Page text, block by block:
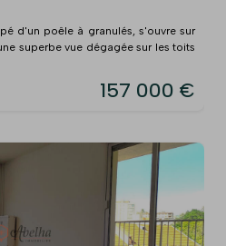
d'un poêle à granulés, s'ouvre sur
superbe vue dégagée sur les toits
157 000 €